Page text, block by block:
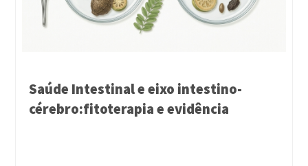
Saúde Intestinal e eixo intestino-
cérebro:fitoterapia e evidência